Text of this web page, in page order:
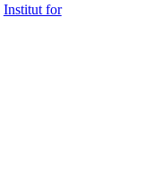
Institut for